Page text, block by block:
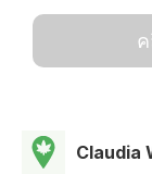
Claudia